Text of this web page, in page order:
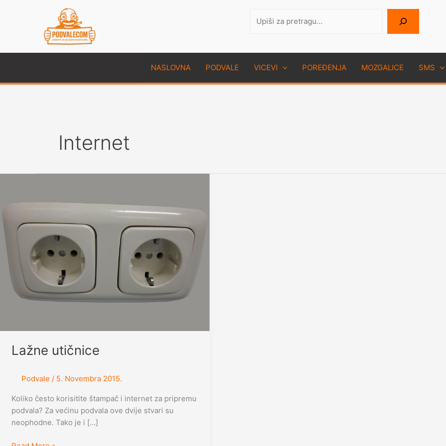
NASLOVNA PODVALE VICEVI POREĐENJA MOZGALICE SMS
Internet
Lažne utičnice
Podvale / 5. Novembra 2015.
Koliko često korisitite štampač i internet za pripremu
podvala? Za većinu podvala ove dvije stvari su
neophodne. Tako je i […]